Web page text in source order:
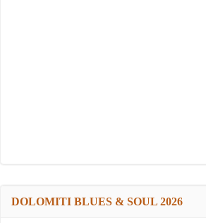
DOLOMITI BLUES & SOUL 2026